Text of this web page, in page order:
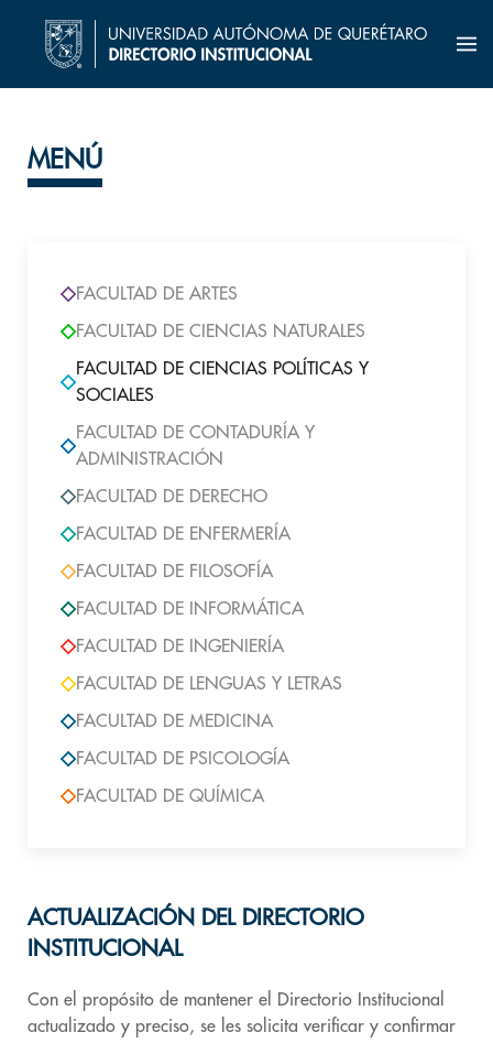
MENÚ
FACULTAD DE ARTES
FACULTAD DE CIENCIAS NATURALES
FACULTAD DE CIENCIAS POLÍTICAS Y
SOCIALES
FACULTAD DE CONTADURÍA Y
ADMINISTRACIÓN
FACULTAD DE DERECHO
FACULTAD DE ENFERMERÍA
FACULTAD DE FILOSOFÍA
FACULTAD DE INFORMÁTICA
FACULTAD DE INGENIERÍA
FACULTAD DE LENGUAS Y LETRAS
FACULTAD DE MEDICINA
FACULTAD DE PSICOLOGÍA
FACULTAD DE QUÍMICA
ACTUALIZACIÓN DEL DIRECTORIO
INSTITUCIONAL
Con el propósito de mantener el Directorio Institucional
actualizado y preciso, se les solicita verificar y confirmar